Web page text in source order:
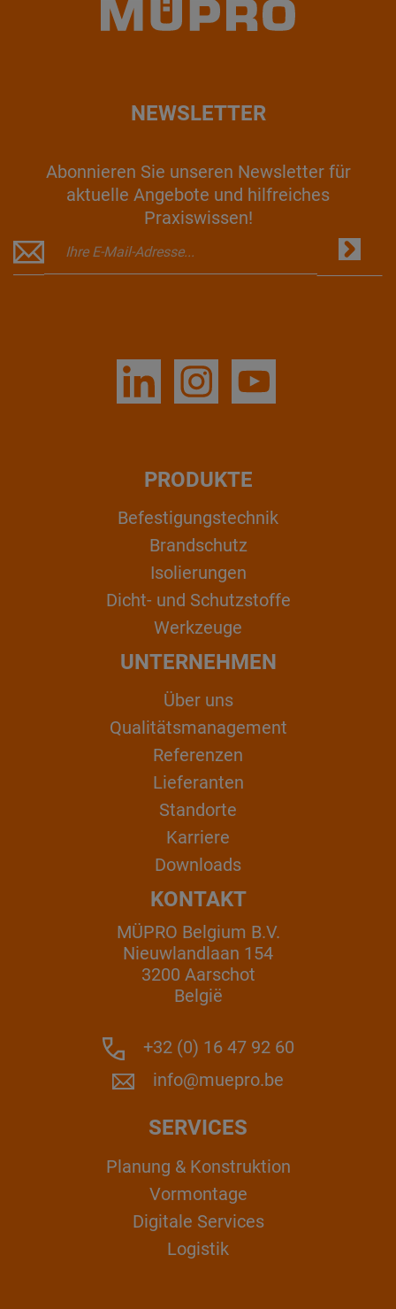
NEWSLETTER
Abonnieren Sie unseren Newsletter für
aktuelle Angebote und hilfreiches
Praxiswissen!
PRODUKTE
Befestigungstechnik
Brandschutz
Isolierungen
Dicht- und Schutzstoffe
Werkzeuge
UNTERNEHMEN
Über uns
Qualitätsmanagement
Referenzen
Lieferanten
Standorte
Karriere
Downloads
KONTAKT
MÜPRO Belgium B.V.
Nieuwlandlaan 154
3200 Aarschot
België
+32 (0) 16 47 92 60
info@muepro.be
SERVICES
Planung & Konstruktion
Vormontage
Digitale Services
Logistik